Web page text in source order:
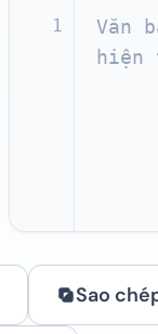
1
Sao